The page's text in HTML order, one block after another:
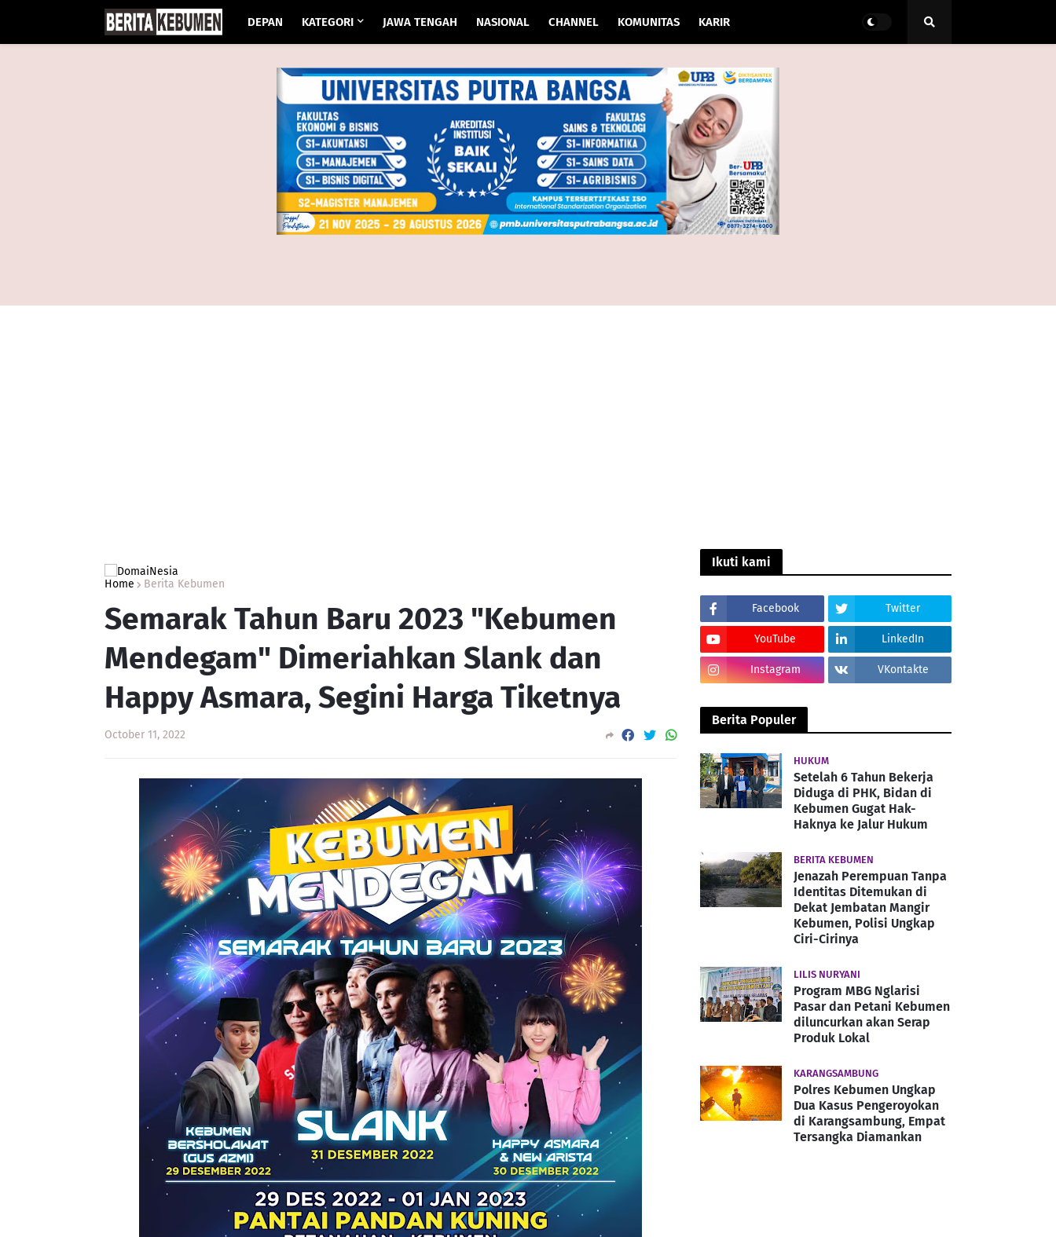
DEPAN KATEGORI JAWA TENGAH NASIONAL CHANNEL KOMUNITAS KARIR
Home Berita Kebumen
Semarak Tahun Baru 2023 "Kebumen
Mendegam" Dimeriahkan Slank dan
Happy Asmara, Segini Harga Tiketnya
October 11, 2022
Ikuti kami
Facebook Twitter
YouTube LinkedIn
Instagram VKontakte
Berita Populer
HUKUM
Setelah 6 Tahun Bekerja
Diduga di PHK, Bidan di
Kebumen Gugat Hak-
Haknya ke Jalur Hukum
BERITA KEBUMEN
Jenazah Perempuan Tanpa
Identitas Ditemukan di
Dekat Jembatan Mangir
Kebumen, Polisi Ungkap
Ciri-Cirinya
LILIS NURYANI
Program MBG Nglarisi
Pasar dan Petani Kebumen
diluncurkan akan Serap
Produk Lokal
KARANGSAMBUNG
Polres Kebumen Ungkap
Dua Kasus Pengeroyokan
di Karangsambung, Empat
Tersangka Diamankan